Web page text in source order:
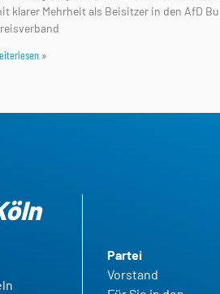
klarer Mehrheit als Beisitzer in den AfD
»
Partei
Vorstand